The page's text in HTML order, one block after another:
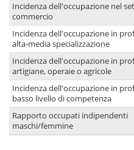
Incidenza dell'occupazione nel
commercio
Incidenza dell'occupazione in
alta-media specializzazione
Incidenza dell'occupazione in
artigiane, operaie o agricole
Incidenza dell'occupazione in
basso livello di competenza
Rapporto occupati indipendenti
maschi/femmine